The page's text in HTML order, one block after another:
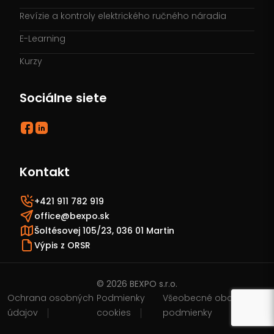
Revízie a kontroly elektrického ručného náradia
E-Learning
Kurzy
Sociálne siete
Kontakt
+421 911 782 919
office@bexpo.sk
Šoltésovej 105/23, 036 01 Martin
Výpis z ORSR
© 2026 BEXPO s.r.o.
Ochrana osobných
údajov
Podmienky
cookies
Všeobecné obchodné
podmienky